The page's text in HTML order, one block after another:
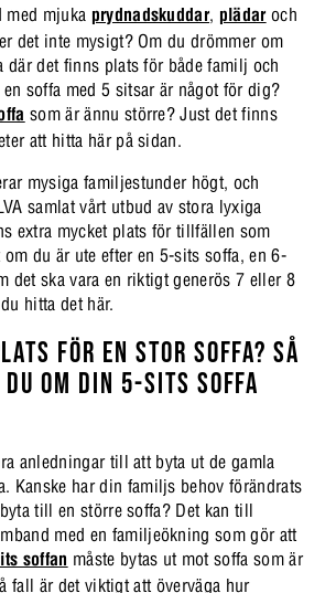
med mjuka prydnadskuddar, plädaroch
det inte mysigt? Om du drömmer om
där det finns plats för både familj och
en soffa med 5 sitsar är något för dig?
som är ännu större? Just det finns
att hitta här på sidan.
mysiga familjestunder högt, och
samlat vårt utbud av stora lyxiga
extra mycket plats för tillfällen som
om du är ute efter en 5-sits soffa, en 6-
det ska vara en riktigt generös 7 eller 8
hitta det här.
FÖR EN STOR SOFFA? SÅ
DU OM DIN 5-SITS SOFFA
anledningar till att byta ut de gamla
Kanske har din familjs behov förändrats
till en större soffa? Det kan till
med en familjeökning som gör att
soffan måste bytas ut mot soffa som är
fall är det viktigt att överväga hur